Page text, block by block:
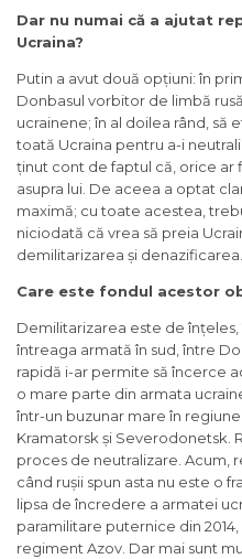
Dar nu numai că a ajutat
Ucraina?
Putin a avut două opțiuni: în
Donbasul vorbitor de limbă
ucrainene; în al doilea rând, să
toată Ucraina pentru a-i
ținut cont de faptul că, orice ar
asupra lui. De aceea a optat
maximă; cu toate acestea,
niciodată că vrea să preia
demilitarizarea și denazificarea.
Care este fondul acestor
Demilitarizarea este de
întreaga armată în sud, între
rapidă i-ar permite să încerce
o mare parte din armata
într-un buzunar mare în
Kramatorsk și Severodonetsk.
proces de neutralizare. Acum,
când rușii spun asta nu este o
lipsa de încredere a armatei
paramilitare puternice din
regiment Azov. Dar mai sunt